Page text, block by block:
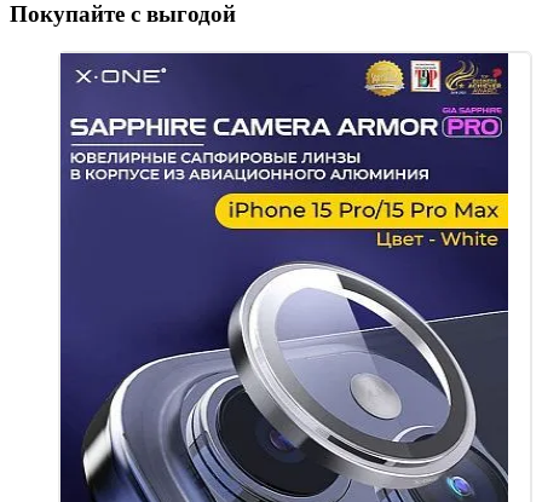
Покупайте с выгодой